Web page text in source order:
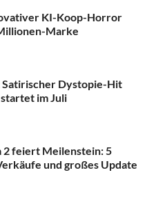
KI-Koop-Horror
Marke
Satirischer Dystopie-Hit
startet im Juli
2 feiert Meilenstein: 5
und großes Update